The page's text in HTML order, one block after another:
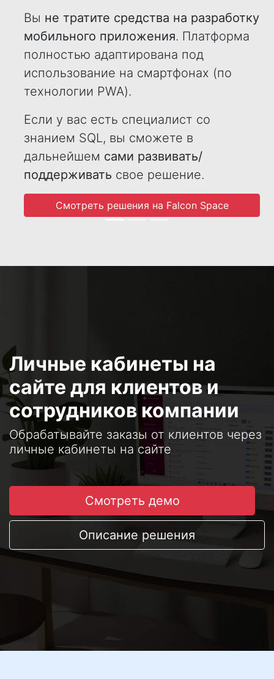
Вы не тратите средства на разработку
мобильного приложения. Платформа
полностью адаптирована под
использование на смартфонах (по
технологии PWA).
Если у вас есть специалист со
знанием SQL, вы сможете в
дальнейшем сами развивать/
поддерживать свое решение.
Смотреть решения на Falcon Space
Личные кабинеты на
сайте для клиентов и
сотрудников компании
Обрабатывайте заказы от клиентов через
личные кабинеты на сайте
Смотреть демо
Описание решения